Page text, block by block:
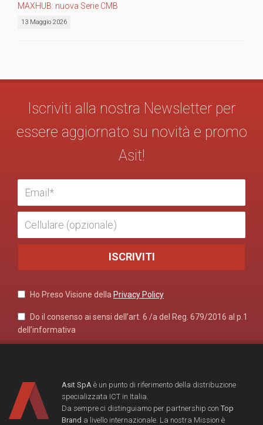
MAXHUB: nuova Serie CMB
13 Maggio 2026
Iscriviti alla nostra Newsletter per
essere aggiornato su novità e promo
Asit!
Ho Preso Visione della Privacy Policy
Do il consenso ai sensi dell’art. 6 /a del Reg. 679/2016 al p.1
dell’informativa
Asit SpA è un punto di riferimento della distribuzione
specializzata ICT in Italia.
Da sempre ci distinguiamo per partnership con Top
Brand a livello internazionale. La nostra Mission è